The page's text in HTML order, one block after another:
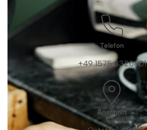
Telefon
+49 1575 3320801
Anschrift